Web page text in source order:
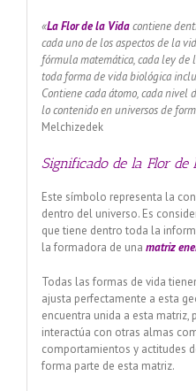
«La Flor de la Vida contiene
cada uno de los aspectos de la
fórmula matemática, cada ley de
toda forma de vida biológica
Contiene cada átomo, cada
lo contenido en universos de
Melchizedek
Significado de la Flor de
Este símbolo representa la
dentro del universo. Es
que tiene dentro toda la
la formadora de una matriz
Todas las formas de vida
ajusta perfectamente a esta
encuentra unida a esta
interactúa con otras almas
comportamientos y actitudes
forma parte de esta matriz.